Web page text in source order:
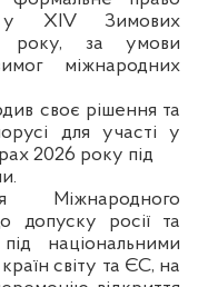
у XIV Зимових
року, за умови
міжнародних
своє рішення та
для участі у
2026 року під
Міжнародного
допуску росії та
національними
світу та ЄС, на